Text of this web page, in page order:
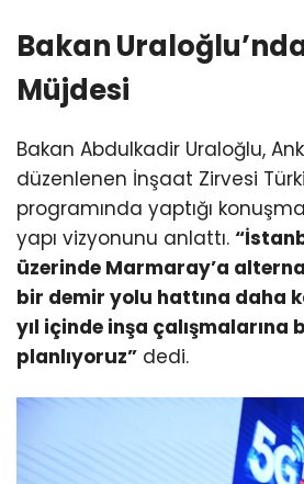
Bakan
Müjdesi
Bakan Abdulkadir Uraloğlu,
düzenlenen İnşaat Zirvesi
programında yaptığı
yapı vizyonunu anlattı.
üzerinde Marmaray’a
bir demir yolu hattına daha
yıl içinde inşa çalışmalarına
planlıyoruz” dedi.